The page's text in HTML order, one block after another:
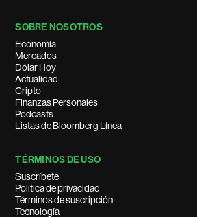
SOBRE NOSOTROS
Economía
Mercados
Dólar Hoy
Actualidad
Cripto
Finanzas Personales
Podcasts
Listas de Bloomberg Línea
TÉRMINOS DE USO
Suscríbete
Política de privacidad
Términos de suscripción
Tecnología